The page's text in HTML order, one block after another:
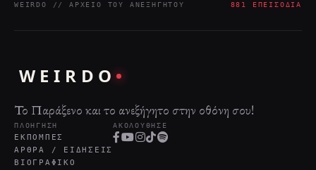
WEIRDO // ΑΡΧΕΊΟ ΤΟΥ ΑΝΕΞΉΓΗΤΟΥ 881 ΕΠΕΙΣΌΔΙΑ
WEIRDO
Το Παράξενο και το ανεξήγητο στην οθόνη σου!
ΠΛΟΉΓΗΣΗ
ΕΚΠΟΜΠΈΣ
ΆΡΘΡΑ / ΕΙΔΉΣΕΙΣ
ΒΙΟΓΡΑΦΙΚΌ
ΑΚΟΛΟΎΘΗΣΕ